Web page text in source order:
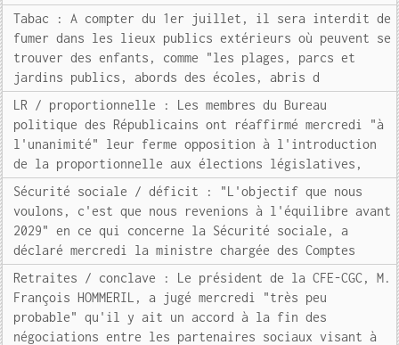
Tabac : A compter du 1er juillet, il sera interdit de
fumer dans les lieux publics extérieurs où peuvent se
trouver des enfants, comme "les plages, parcs et
jardins publics, abords des écoles, abris d
LR / proportionnelle : Les membres du Bureau
politique des Républicains ont réaffirmé mercredi "à
l'unanimité" leur ferme opposition à l'introduction
de la proportionnelle aux élections législatives,
Sécurité sociale / déficit : "L'objectif que nous
voulons, c'est que nous revenions à l'équilibre avant
2029" en ce qui concerne la Sécurité sociale, a
déclaré mercredi la ministre chargée des Comptes
Retraites / conclave : Le président de la CFE-CGC, M.
François HOMMERIL, a jugé mercredi "très peu
probable" qu'il y ait un accord à la fin des
négociations entre les partenaires sociaux visant à